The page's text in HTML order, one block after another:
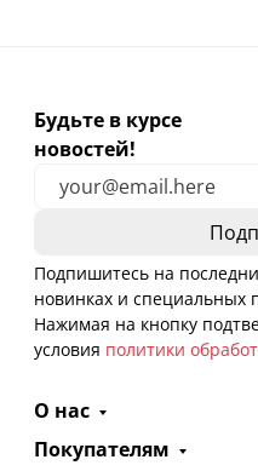
Будьте в курсе
новостей!
Подпишитесь на
новинках и
Нажимая на кнопку
условия политики
О нас
Покупателям